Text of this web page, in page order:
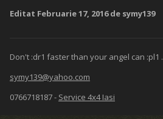
Editat Februarie 17, 2016de symy139
Don't :dr1 faster than your angel can :pl1 .
symy139@yahoo.com
0766718187 - Service 4x4 Iasi